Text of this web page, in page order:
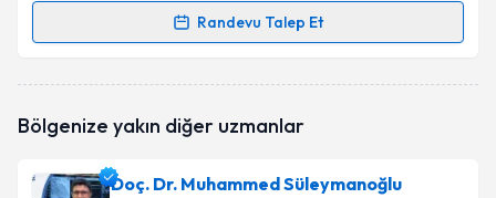
Randevu Talep Et
Randevu Takvimi Talebi
oluşturun. Size bu uzmandan randevu almanız için bir
Bölgenize yakın diğer uzmanlar
Doç. Dr. Muhammed Süleymanoğlu